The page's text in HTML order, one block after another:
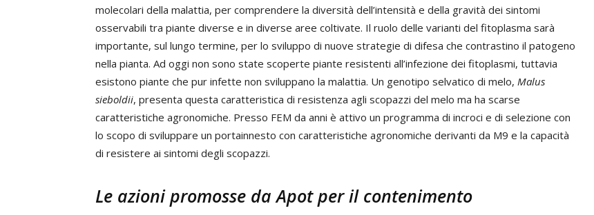
molecolari della malattia, per comprendere la diversità dell’intensità e della gravità dei sintomi
osservabili tra piante diverse e in diverse aree coltivate. Il ruolo delle varianti del fitoplasma sarà
importante, sul lungo termine, per lo sviluppo di nuove strategie di difesa che contrastino il patogeno
nella pianta. Ad oggi non sono state scoperte piante resistenti all’infezione dei fitoplasmi, tuttavia
esistono piante che pur infette non sviluppano la malattia. Un genotipo selvatico di melo, Malus
sieboldii, presenta questa caratteristica di resistenza agli scopazzi del melo ma ha scarse
caratteristiche agronomiche. Presso FEM da anni è attivo un programma di incroci e di selezione con
lo scopo di sviluppare un portainnesto con caratteristiche agronomiche derivanti da M9 e la capacità
di resistere ai sintomi degli scopazzi.
Le azioni promosse da Apot per il contenimento